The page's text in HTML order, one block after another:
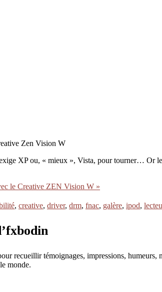
Zen Vision W
XP ou, « mieux », Vista, pour tourner… Or
le Creative ZEN Vision W »
, creative, driver, drm, fnac, galère, ipod,
recueillir témoignages, impressions,
monde.